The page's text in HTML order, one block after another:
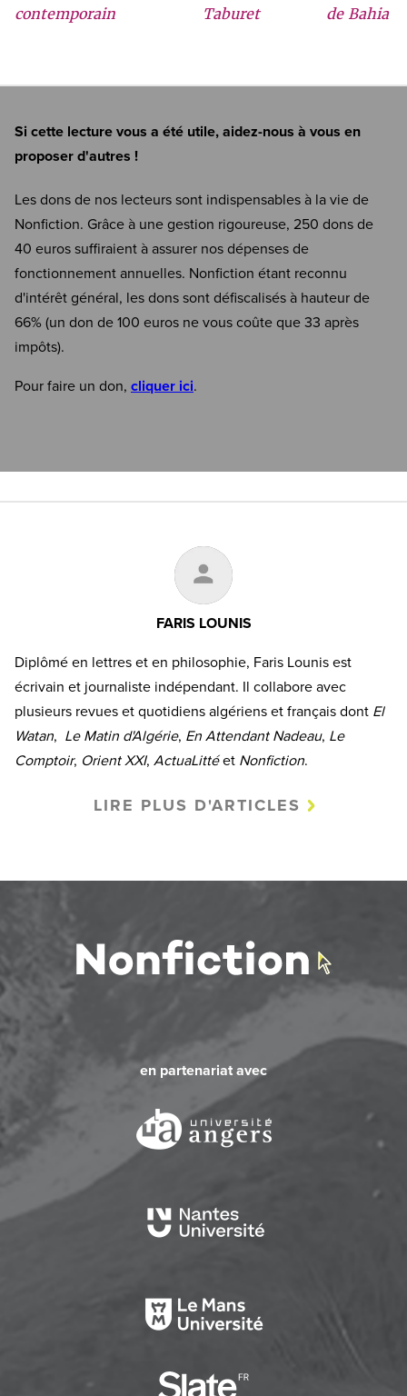
contemporain
Taburet
de Bahia
Si cette lecture vous a été utile, aidez-nous à vous en
proposer d'autres !
Les dons de nos lecteurs sont indispensables à la vie de
Nonfiction. Grâce à une gestion rigoureuse, 250 dons de
40 euros suffiraient à assurer nos dépenses de
fonctionnement annuelles. Nonfiction étant reconnu
d'intérêt général, les dons sont défiscalisés à hauteur de
66% (un don de 100 euros ne vous coûte que 33 après
impôts).
Pour faire un don, cliquer ici.
FARIS LOUNIS
Diplômé en lettres et en philosophie, Faris Lounis est
écrivain et journaliste indépendant. Il collabore avec
plusieurs revues et quotidiens algériens et français dont El
Watan, Le Matin d'Algérie, En Attendant Nadeau, Le
Comptoir, Orient XXI, ActuaLittéet Nonfiction.
LIRE PLUS D'ARTICLES
en partenariat avec